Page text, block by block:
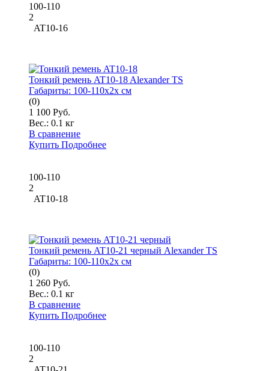
100-110
2
AT10-16
Тонкий ремень AT10-18 Alexander TS
Габариты: 100-110x2x см
(0)
1 100 Руб.
Вес.: 0.1 кг
В сравнение
Купить Подробнее
100-110
2
AT10-18
Тонкий ремень AT10-21 черный Alexander TS
Габариты: 100-110x2x см
(0)
1 260 Руб.
Вес.: 0.1 кг
В сравнение
Купить Подробнее
100-110
2